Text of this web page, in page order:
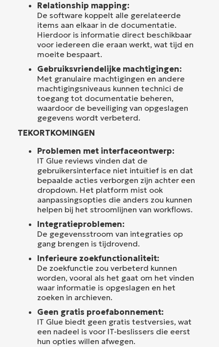
Relationship mapping:
De software koppelt alle gerelateerde
items aan elkaar in de documentatie.
Hierdoor is informatie direct beschikbaar
voor iedereen die eraan werkt, wat tijd en
moeite bespaart.
Gebruiksvriendelijke machtigingen:
Met granulaire machtigingen en andere
machtigingsniveaus kunnen technici de
toegang tot documentatie beheren,
waardoor de beveiliging van opgeslagen
gegevens wordt verbeterd.
TEKORTKOMINGEN
Problemen met interfaceontwerp:
IT Glue reviews vinden dat de
gebruikersinterface niet intuïtief is en dat
bepaalde acties verborgen zijn achter een
dropdown. Het platform mist ook
aanpassingsopties die anders zou kunnen
helpen bij het stroomlijnen van workflows.
Integratieproblemen:
De gegevensstroom van integraties op
gang brengen is tijdrovend.
Inferieure zoekfunctionaliteit:
De zoekfunctie zou verbeterd kunnen
worden, vooral als het gaat om het vinden
waar informatie is opgeslagen en het
zoeken in archieven.
Geen gratis proefabonnement:
IT Glue biedt geen gratis testversies, wat
een nadeel is voor IT-beslissers die eerst
hun opties willen afwegen.